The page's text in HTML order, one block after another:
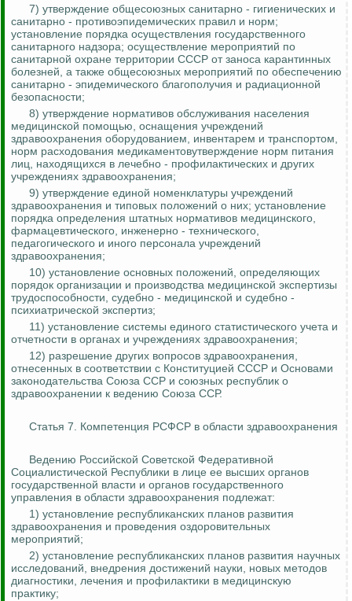
7) утверждение общесоюзных санитарно - гигиенических и
санитарно - противоэпидемических правил и норм;
установление порядка осуществления государственного
санитарного надзора; осуществление мероприятий по
санитарной охране территории СССР от заноса карантинных
болезней, а также общесоюзных мероприятий по обеспечению
санитарно - эпидемического благополучия и радиационной
безопасности;
8) утверждение нормативов обслуживания населения
медицинской помощью, оснащения учреждений
здравоохранения оборудованием, инвентарем и транспортом,
норм расходования медикаментовутверждение норм питания
лиц, находящихся в лечебно - профилактических и других
учреждениях здравоохранения;
9) утверждение единой номенклатуры учреждений
здравоохранения и типовых положений о них; установление
порядка определения штатных нормативов медицинского,
фармацевтического, инженерно - технического,
педагогического и иного персонала учреждений
здравоохранения;
10) установление основных положений, определяющих
порядок организации и производства медицинской экспертизы
трудоспособности, судебно - медицинской и судебно -
психиатрической экспертиз;
11) установление системы единого статистического учета и
отчетности в органах и учреждениях здравоохранения;
12) разрешение других вопросов здравоохранения,
отнесенных в соответствии с Конституцией СССР и Основами
законодательства Союза ССР и союзных республик о
здравоохранении к ведению Союза ССР.
Статья 7. Компетенция РСФСР в области здравоохранения
Ведению Российской Советской Федеративной
Социалистической Республики в лице ее высших органов
государственной власти и органов государственного
управления в области здравоохранения подлежат:
1) установление республиканских планов развития
здравоохранения и проведения оздоровительных
мероприятий;
2) установление республиканских планов развития научных
исследований, внедрения достижений науки, новых методов
диагностики, лечения и профилактики в медицинскую
практику;